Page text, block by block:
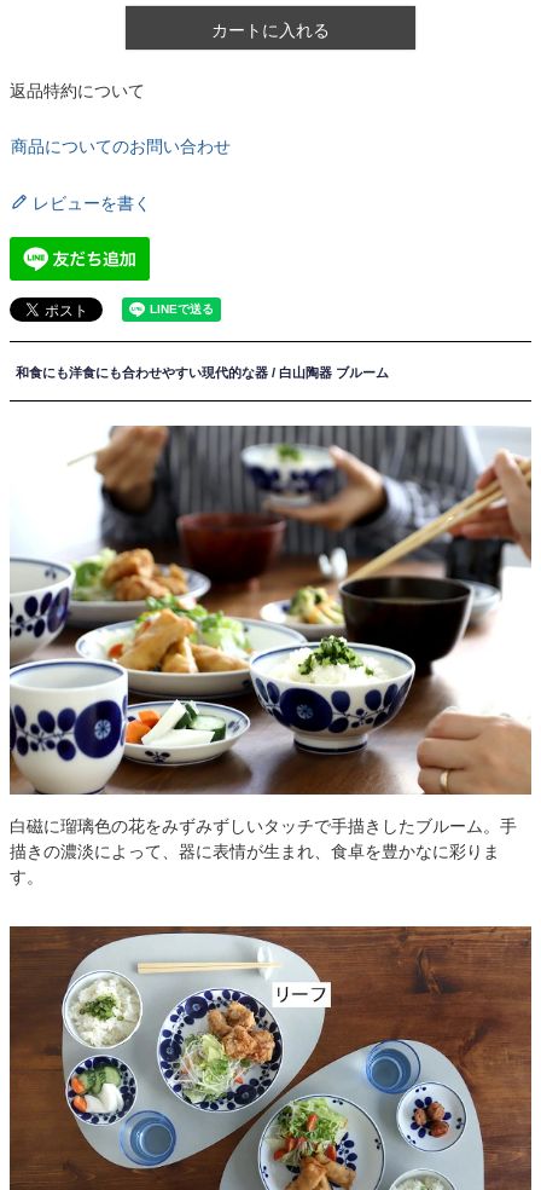
カートに入れる
返品特約について
商品についてのお問い合わせ
レビューを書く
和食にも洋食にも合わせやすい現代的な器 / 白山陶器 ブルーム
白磁に瑠璃色の花をみずみずしいタッチで手描きしたブルーム。手
描きの濃淡によって、器に表情が生まれ、食卓を豊かなに彩りま
す。